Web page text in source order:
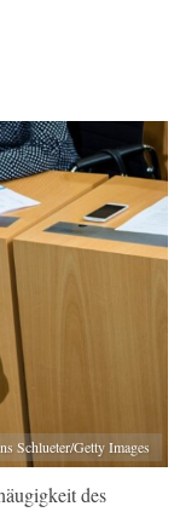
Schlueter/Getty Images
des